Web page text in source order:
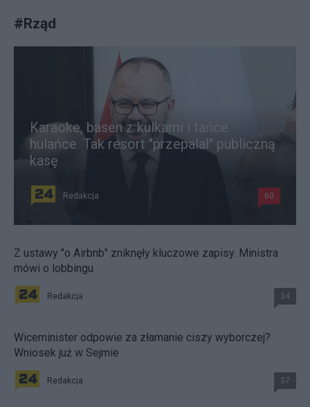
#Rząd
Karaoke, basen z kulkami i tańce
hulańce. Tak resort "przepalał" publiczną
kasę
Redakcja 60
Z ustawy "o Airbnb" zniknęły kluczowe zapisy. Ministra
mówi o lobbingu
Redakcja 34
Wiceminister odpowie za złamanie ciszy wyborczej?
Wniosek już w Sejmie
Redakcja 37